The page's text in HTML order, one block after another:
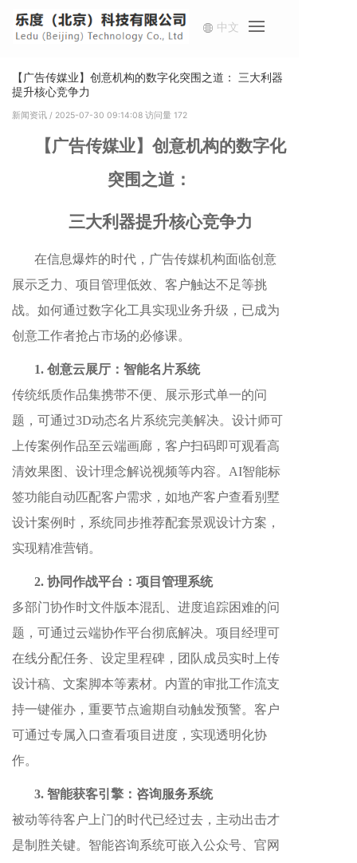
中文
【广告传媒业】创意机构的数字化突围之道： 三大利器
提升核心竞争力​​
新闻资讯 / 2025-07-30 09:14:08 访问量 172
【广告传媒业】创意机构的数字化
突围之道：
三大利器提升核心竞争力
在信息爆炸的时代，广告传媒机构面临创意
展示乏力、项目管理低效、客户触达不足等挑
战。如何通过数字化工具实现业务升级，已成为
创意工作者抢占市场的必修课。
1. 创意云展厅：智能名片系统
传统纸质作品集携带不便、展示形式单一的问
题，可通过3D动态名片系统完美解决。设计师可
上传案例作品至云端画廊，客户扫码即可观看高
清效果图、设计理念解说视频等内容。AI智能标
签功能自动匹配客户需求，如地产客户查看别墅
设计案例时，系统同步推荐配套景观设计方案，
实现精准营销。
2. 协同作战平台：项目管理系统
多部门协作时文件版本混乱、进度追踪困难的问
题，可通过云端协作平台彻底解决。项目经理可
在线分配任务、设定里程碑，团队成员实时上传
设计稿、文案脚本等素材。内置的审批工作流支
持一键催办，重要节点逾期自动触发预警。客户
可通过专属入口查看项目进度，实现透明化协
作。
3. 智能获客引擎：咨询服务系统
被动等待客户上门的时代已经过去，主动出击才
是制胜关键。智能咨询系统可嵌入公众号、官网